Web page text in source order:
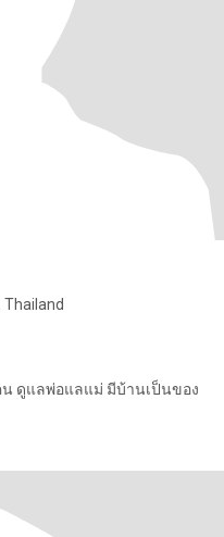
Thailand
ดูแลพ่อแลแม่ มีบ้านเป็นของ